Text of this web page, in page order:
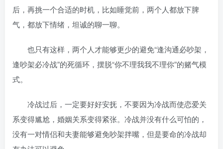
后，再挑一个合适的时机，比如睡觉前，两个人都放下脾
气，都放下情绪，坦诚的聊一聊。
也只有这样，两个人才能够更少的避免“逢沟通必吵架，
逢吵架必冷战”的死循环，摆脱“你不理我我不理你”的赌气模
式。
冷战过后，一定要好好安抚，不要因为冷战而使恋爱关
系变得尴尬，婚姻关系变得紧张。冷战并没有什么可怕的，
没有一对情侣和夫妻能够避免吵架拌嘴，但是要命的冷战却